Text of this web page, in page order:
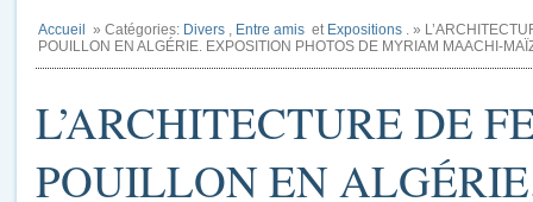
Accueil » Catégories: Divers , Entre amis et Expositions . »
POUILLON EN ALGÉRIE. EXPOSITION PHOTOS DE MYRIAM MAACHI-
L’ARCHITECTURE DE
POUILLON EN